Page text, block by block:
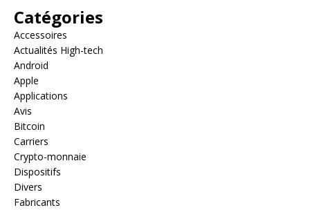
Catégories
Accessoires
Actualités High-tech
Android
Apple
Applications
Avis
Bitcoin
Carriers
Crypto-monnaie
Dispositifs
Divers
Fabricants